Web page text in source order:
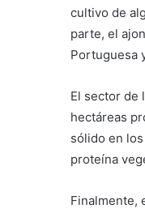
cultivo de
parte, el
Portuguesa
El sector de
hectáreas
sólido en
proteína
Finalmente,